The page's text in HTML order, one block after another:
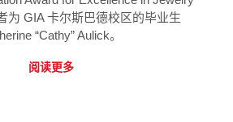
为 GIA 卡尔斯巴德校区的毕业生
“Cathy” Aulick。
阅读更多